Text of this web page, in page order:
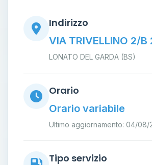
Indirizzo
VIA TRIVELLINO 2/B
LONATO DEL GARDA (BS)
Orario
Orario variabile
Ultimo aggiornamento: 04/08/
Tipo servizio